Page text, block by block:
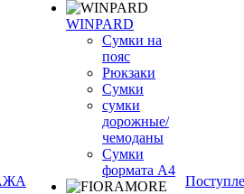
WINPARD
Сумки на
пояс
Рюкзаки
Сумки
сумки
дорожные/
чемоданы
Сумки
формата А4